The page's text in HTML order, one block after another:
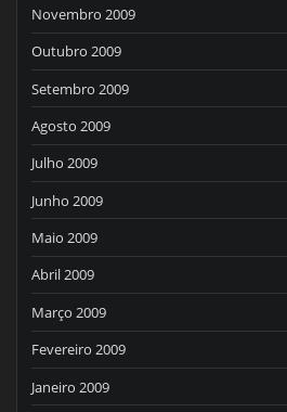
Novembro 2009
Outubro 2009
Setembro 2009
Agosto 2009
Julho 2009
Junho 2009
Maio 2009
Abril 2009
Março 2009
Fevereiro 2009
Janeiro 2009